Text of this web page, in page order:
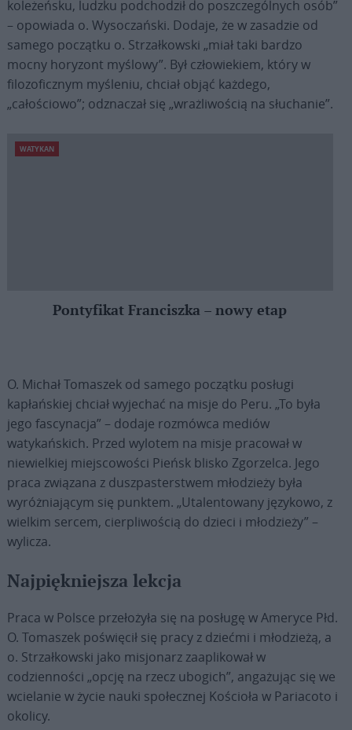
koleżeńsku, ludzku podchodził do poszczególnych osób”
– opowiada o. Wysoczański. Dodaje, że w zasadzie od
samego początku o. Strzałkowski „miał taki bardzo
mocny horyzont myślowy”. Był człowiekiem, który w
filozoficznym myśleniu, chciał objąć każdego,
„całościowo”; odznaczał się „wrażliwością na słuchanie”.
WATYKAN
Pontyfikat Franciszka – nowy etap
O. Michał Tomaszek od samego początku posługi
kapłańskiej chciał wyjechać na misje do Peru. „To była
jego fascynacja” – dodaje rozmówca mediów
watykańskich. Przed wylotem na misje pracował w
niewielkiej miejscowości Pieńsk blisko Zgorzelca. Jego
praca związana z duszpasterstwem młodzieży była
wyróżniającym się punktem. „Utalentowany językowo, z
wielkim sercem, cierpliwością do dzieci i młodzieży” –
wylicza.
Najpiękniejsza lekcja
Praca w Polsce przełożyła się na posługę w Ameryce Płd.
O. Tomaszek poświęcił się pracy z dziećmi i młodzieżą, a
o. Strzałkowski jako misjonarz zaaplikował w
codzienności „opcję na rzecz ubogich”, angażując się we
wcielanie w życie nauki społecznej Kościoła w Pariacoto i
okolicy.